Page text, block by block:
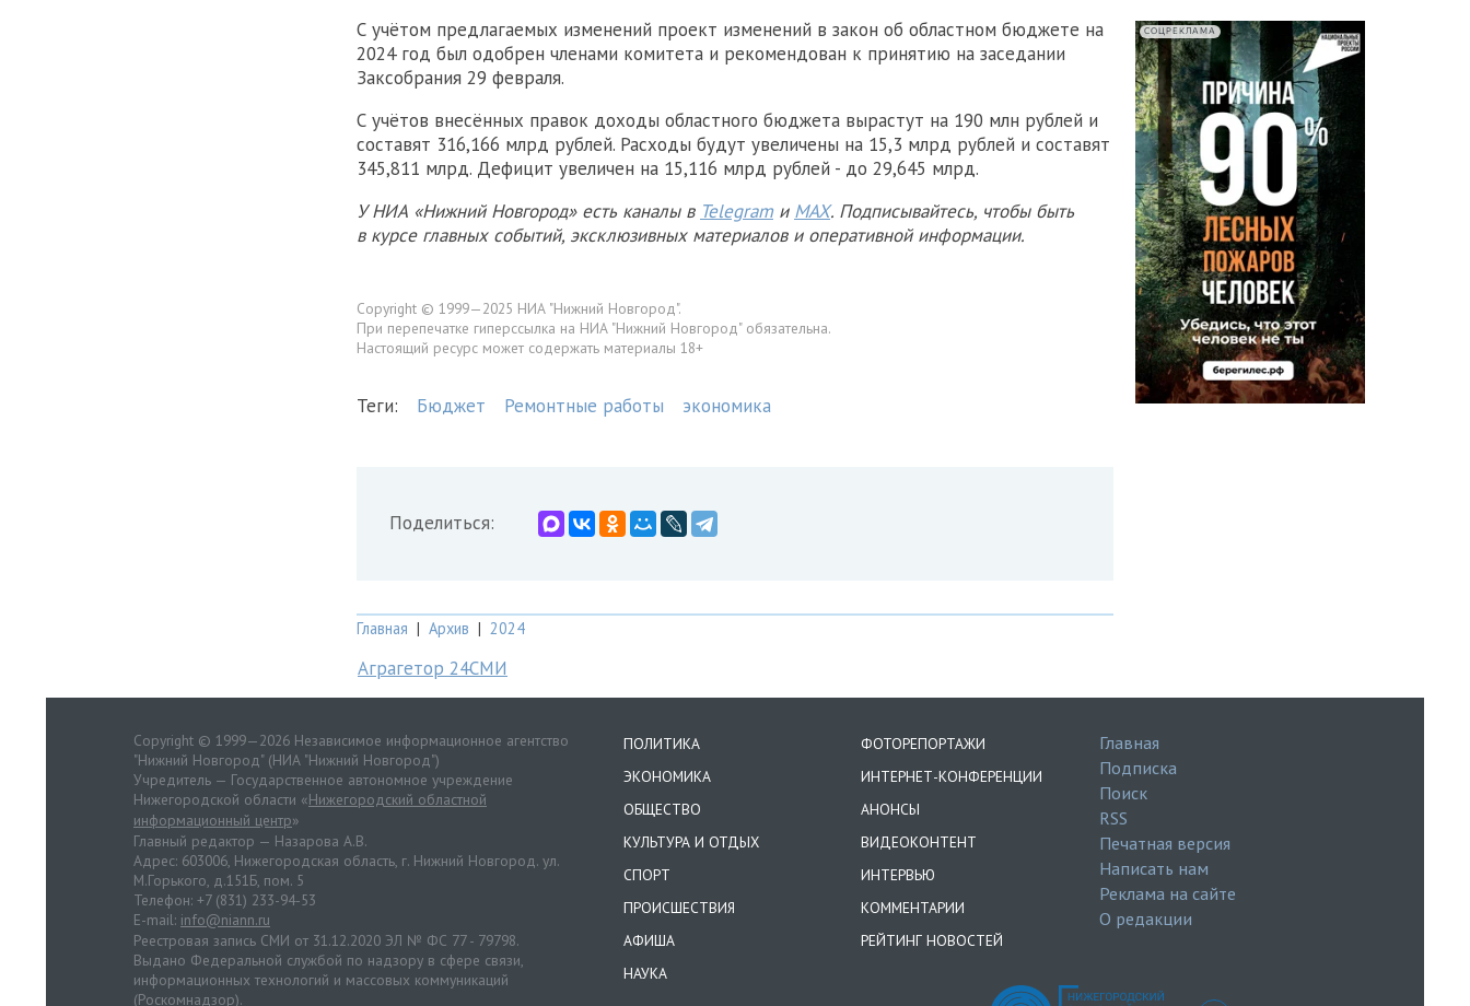
С учётом предлагаемых изменений проект изменений в закон об областном бюджете на
2024 год был одобрен членами комитета и рекомендован к принятию на заседании
Заксобрания 29 февраля.
С учётов внесённых правок доходы областного бюджета вырастут на 190 млн рублей и
составят 316,166 млрд рублей. Расходы будут увеличены на 15,3 млрд рублей и составят
345,811 млрд. Дефицит увеличен на 15,116 млрд рублей - до 29,645 млрд.
У НИА «Нижний Новгород» есть каналы в Telegram и MAX. Подписывайтесь, чтобы быть
в курсе главных событий, эксклюзивных материалов и оперативной информации.
Copyright © 1999—2025 НИА "Нижний Новгород".
При перепечатке гиперссылка на НИА "Нижний Новгород" обязательна.
Настоящий ресурс может содержать материалы 18+
Теги: Бюджет Ремонтные работы экономика
Поделиться:
Главная | Архив | 2024
Аграгетор 24СМИ
СОЦРЕКЛАМА
Copyright © 1999—2026 Независимое информационное агентство
"Нижний Новгород" (НИА "Нижний Новгород")
Учредитель — Государственное автономное учреждение
Нижегородской области «Нижегородский областной
информационный центр»
Главный редактор — Назарова А.В.
Адрес: 603006, Нижегородская область, г. Нижний Новгород. ул.
М.Горького, д.151Б, пом. 5
Телефон: +7 (831) 233-94-53
E-mail: info@niann.ru
Реестровая запись СМИ от 31.12.2020 ЭЛ № ФС 77 - 79798.
Выдано Федеральной службой по надзору в сфере связи,
информационных технологий и массовых коммуникаций
(Роскомнадзор).
ПОЛИТИКА
ЭКОНОМИКА
ОБЩЕСТВО
КУЛЬТУРА И ОТДЫХ
СПОРТ
ПРОИСШЕСТВИЯ
АФИША
НАУКА
ФОТОРЕПОРТАЖИ
ИНТЕРНЕТ-КОНФЕРЕНЦИИ
АНОНСЫ
ВИДЕОКОНТЕНТ
ИНТЕРВЬЮ
КОММЕНТАРИИ
РЕЙТИНГ НОВОСТЕЙ
Главная
Подписка
Поиск
RSS
Печатная версия
Написать нам
Реклама на сайте
О редакции